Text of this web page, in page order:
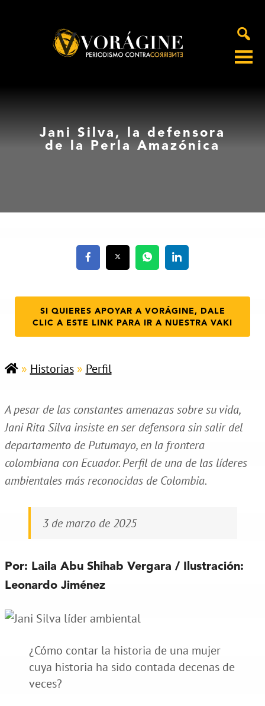
Jani Silva, la defensora
de la Perla Amazónica
SI QUIERES APOYAR A VORÁGINE, DALE
CLIC A ESTE LINK PARA IR A NUESTRA VAKI
» Historias» Perfil
A pesar de las constantes amenazas sobre su vida,
Jani Rita Silva insiste en ser defensora sin salir del
departamento de Putumayo, en la frontera
colombiana con Ecuador. Perfil de una de las líderes
ambientales más reconocidas de Colombia.
3 de marzo de 2025
Por: Laila Abu Shihab Vergara / Ilustración:
Leonardo Jiménez
¿Cómo contar la historia de una mujer
cuya historia ha sido contada decenas de
veces?